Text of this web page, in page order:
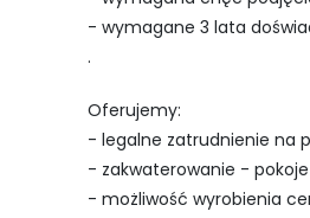
- wymagane 3 lata
.
Oferujemy:
- legalne zatrudnienie na
- zakwaterowanie -
- możliwość wyrobienia